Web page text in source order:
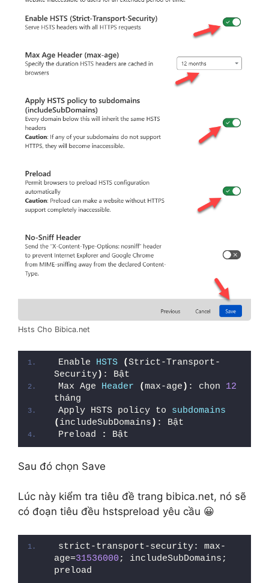
Hsts Cho Bibica.net
Enable HSTS (Strict-Transport-
Security) : Bật
Max Age Header (max-age ) : chọn 12
tháng
Apply HSTS policy to subdomains
( includeSubDomains ) : Bật
Preload
: Bật
Sau đó chọn Save
Lúc này kiểm tra tiêu đề trang bibica.net, nó sẽ
có đoạn tiêu đều hstspreload yêu cầu 😀
strict-transport-security: max-
age=31536000 ; includeSubDomains;
preload